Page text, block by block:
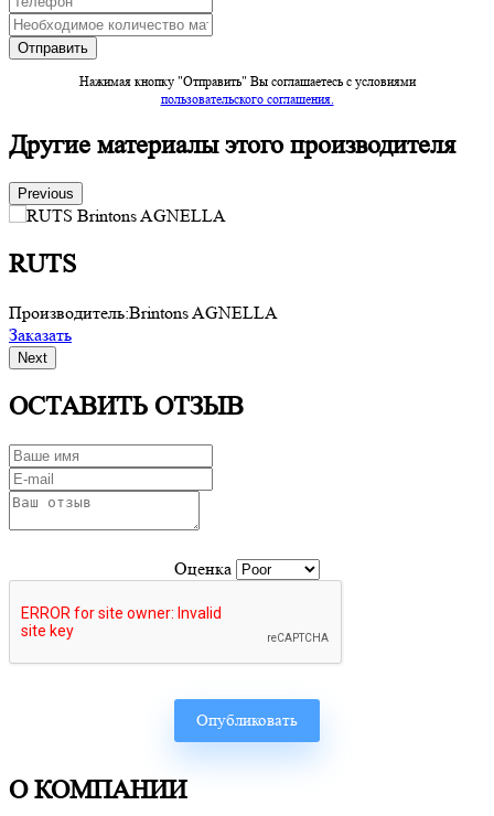
Нажимая кнопку "Отправить" Вы соглашаетесь c условиями
пользовательского соглашения.
Другие материалы этого производителя
Previous
RUTS
Производитель:Brintons AGNELLA
Заказать
Next
ОСТАВИТЬ ОТЗЫВ
Оценка
О КОМПАНИИ